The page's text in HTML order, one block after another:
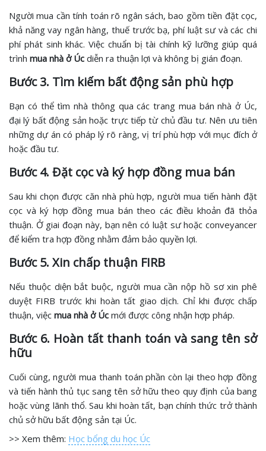
Người mua cần tính toán rõ ngân sách, bao gồm tiền đặt cọc,
khả năng vay ngân hàng, thuế trước bạ, phí luật sư và các chi
phí phát sinh khác. Việc chuẩn bị tài chính kỹ lưỡng giúp quá
trình mua nhà ở Úc diễn ra thuận lợi và không bị gián đoạn.
Bước 3. Tìm kiếm bất động sản phù hợp
Bạn có thể tìm nhà thông qua các trang mua bán nhà ở Úc,
đại lý bất động sản hoặc trực tiếp từ chủ đầu tư. Nên ưu tiên
những dự án có pháp lý rõ ràng, vị trí phù hợp với mục đích ở
hoặc đầu tư.
Bước 4. Đặt cọc và ký hợp đồng mua bán
Sau khi chọn được căn nhà phù hợp, người mua tiến hành đặt
cọc và ký hợp đồng mua bán theo các điều khoản đã thỏa
thuận. Ở giai đoạn này, bạn nên có luật sư hoặc conveyancer
để kiểm tra hợp đồng nhằm đảm bảo quyền lợi.
Bước 5. Xin chấp thuận FIRB
Nếu thuộc diện bắt buộc, người mua cần nộp hồ sơ xin phê
duyệt FIRB trước khi hoàn tất giao dịch. Chỉ khi được chấp
thuận, việc mua nhà ở Úc mới được công nhận hợp pháp.
Bước 6. Hoàn tất thanh toán và sang tên sở
hữu
Cuối cùng, người mua thanh toán phần còn lại theo hợp đồng
và tiến hành thủ tục sang tên sở hữu theo quy định của bang
hoặc vùng lãnh thổ. Sau khi hoàn tất, bạn chính thức trở thành
chủ sở hữu bất động sản tại Úc.
>> Xem thêm: Học bổng du học Úc